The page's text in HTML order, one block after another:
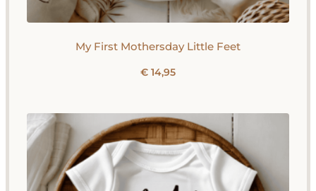
My First Mothersday Little Feet
€ 14,95